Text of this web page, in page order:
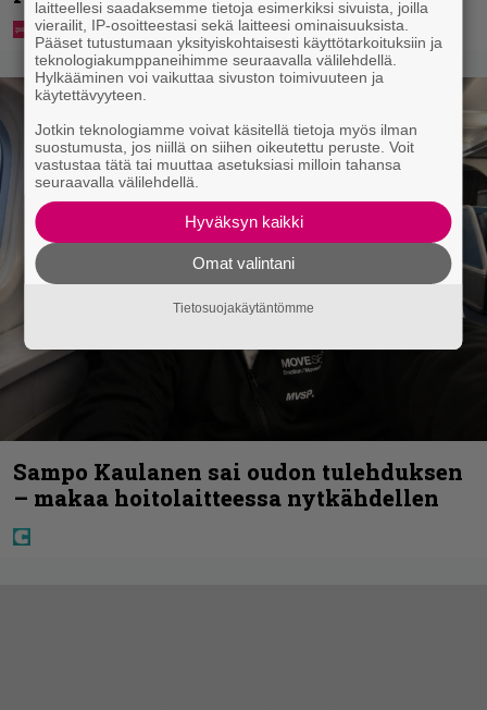
Sampo Kaulanen sai oudon tulehduksen
– makaa hoitolaitteessa nytkähdellen
laitteellesi saadaksemme tietoja esimerkiksi sivuista, joilla
vierailit, IP-osoitteestasi sekä laitteesi ominaisuuksista.
Pääset tutustumaan yksityiskohtaisesti käyttötarkoituksiin ja
teknologiakumppaneihimme seuraavalla välilehdellä.
Hylkääminen voi vaikuttaa sivuston toimivuuteen ja
käytettävyyteen.
Jotkin teknologiamme voivat käsitellä tietoja myös ilman
suostumusta, jos niillä on siihen oikeutettu peruste. Voit
vastustaa tätä tai muuttaa asetuksiasi milloin tahansa
seuraavalla välilehdellä.
Hyväksyn kaikki
Omat valintani
Tietosuojakäytäntömme